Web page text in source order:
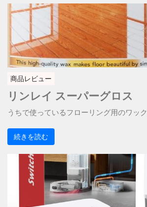
商品レビュー
リンレイ スーパーグロス
うちで使っているフローリング用のワッ
続きを読む